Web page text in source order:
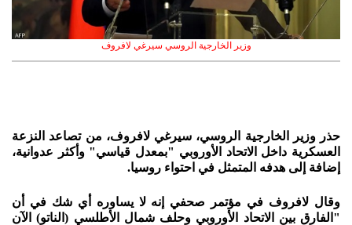
وزير الخارجية الروسي سيرغي لافروف
حذر وزير الخارجية الروسي، سيرغي لافروف، من تصاعد النزعة
العسكرية داخل الاتحاد الأوروبي "بمعدل قياسي" وأكثر عدوانية،
إضافة إلى هدفه المتمثل في احتواء روسيا.
وقال لافروف في مؤتمر صحفي إنه لا يساوره أي شك في أن
"الفارق بين الاتحاد الأوروبي وحلف شمال الأطلسي (الناتو) الآن